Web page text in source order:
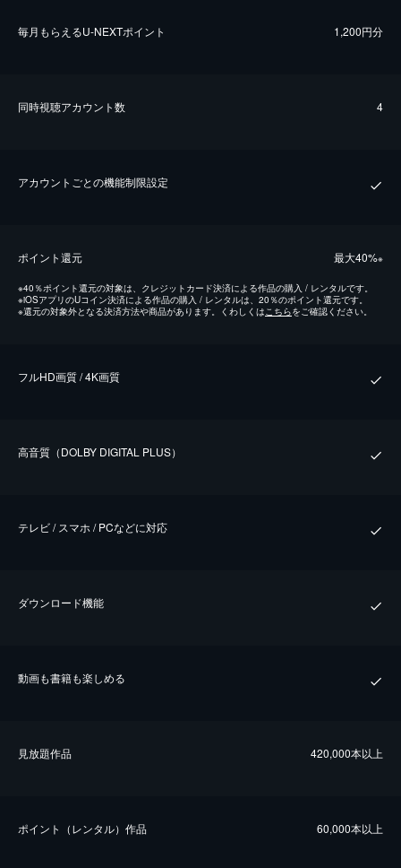
毎⽉もらえるU-NEXTポイント 1,200円分
同時視聴アカウント数 4
アカウントごとの機能制限設定
ポイント還元 最⼤40%※
※40％ポイント還元の対象は、クレジットカード決済による作品の購入 / レンタルです。
※iOSアプリのUコイン決済による作品の購入 / レンタルは、20％のポイント還元です。
※還元の対象外となる決済方法や商品があります。くわしくはこちらをご確認ください。
フルHD画質 / 4K画質
⾼⾳質（DOLBY DIGITAL PLUS）
テレビ / スマホ / PCなどに対応
ダウンロード機能
動画も書籍も楽しめる
⾒放題作品 420,000本以上
ポイント（レンタル）作品 60,000本以上